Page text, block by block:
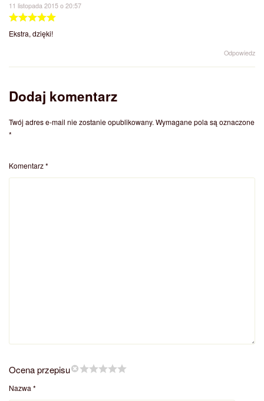
11 listopada 2015 o 20:57
Ekstra, dzięki!
Odpowiedz
Dodaj komentarz
Twój adres e-mail nie zostanie opublikowany. Wymagane pola są oznaczone
*
Komentarz*
Ocena przepisu
Nazwa *